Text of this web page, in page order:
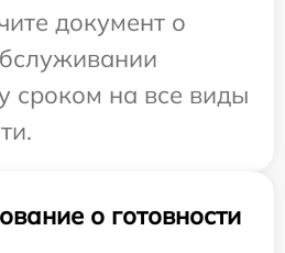
документ о
сроком на все виды
о готовности